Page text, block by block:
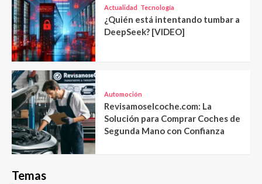
Actualidad Tecnología
¿Quién está intentando tumbar a
DeepSeek? [VIDEO]
Automoción
Revisamoselcoche.com: La
Solución para Comprar Coches de
Segunda Mano con Confianza
Temas